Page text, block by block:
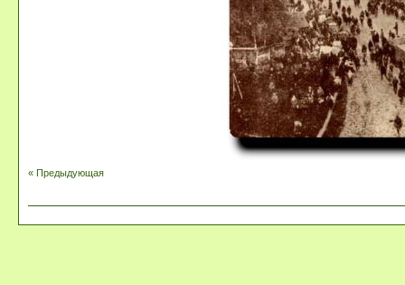
« Предыдующая